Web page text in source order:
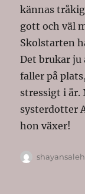
kännas
gott och väl
Skolstarten
Det brukar
faller på
stressigt i år.
systerdotter
hon växer!
Author